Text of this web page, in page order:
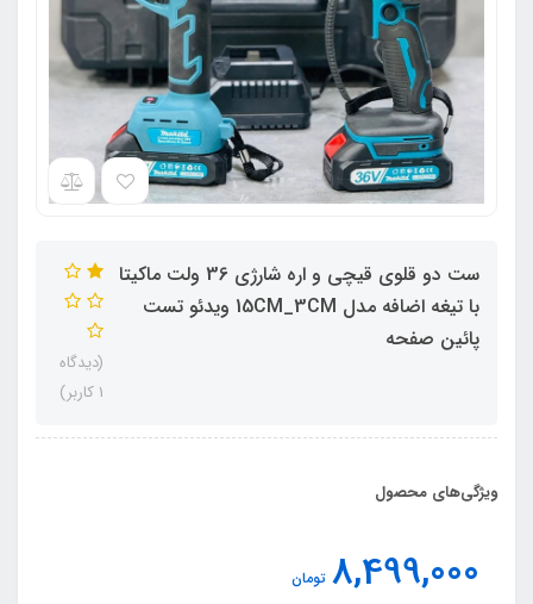
ست دو قلوی قیچی و اره شارژی 36 ولت ماکیتا
با تیغه اضافه مدل 15CM_3CM ویدئو تست
پائین صفحه
(دیدگاه
1 کاربر)
ویژگی‌های محصول
8,499,000 تومان